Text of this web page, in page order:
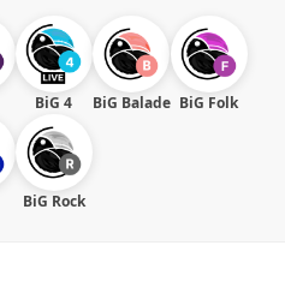
BiG 4 BiG Balade BiG Folk
BiG Rock